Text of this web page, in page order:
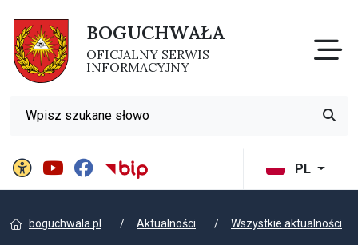
BOGUCHWAŁA
OFICJALNY SERWIS
INFORMACYJNY
PL
Panel ustawień witrynyBIP Gminy Boguchwała
Wyszukiwarka
boguchwala.pl Aktualności Wszystkie aktualności